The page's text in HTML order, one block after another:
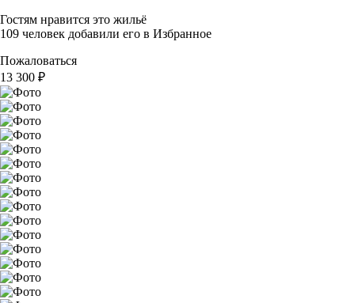
Гостям нравится это жильё
109 человек добавили его в Избранное
Пожаловаться
13 300 ₽